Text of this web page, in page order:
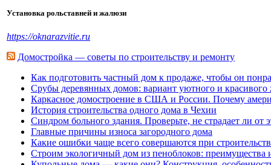
Установка рольставней и жалюзи
https://oknarazvitie.ru
Домостройка — советы по строительству и ремонту
Как подготовить частный дом к продаже, чтобы он
Срубы деревянных домов: вариант уютного и
Каркасное домостроение в США и России. Почему
История строительства одного дома в Чехии
Синдром больного здания. Проверьте, не страдает ли от
Главные причины износа загородного дома
Какие ошибки чаще всего совершаются при
Строим экологичный дом из пеноблоков: преимущества